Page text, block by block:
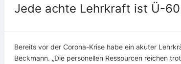
Jede achte Lehrkraft ist Ü-60
Bereits vor der Corona-Krise habe ein akuter
Beckmann. „Die personellen Ressourcen reichen